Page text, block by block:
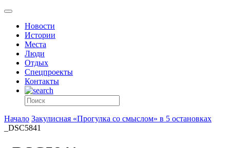
Новости
Истории
Места
Люди
Отдых
Спецпроекты
Контакты
Начало Закулисная «Прогулка со смыслом» в 5 остановках
_DSC5841